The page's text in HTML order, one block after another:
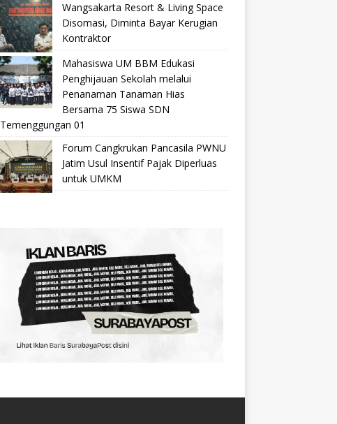
Wangsakarta Resort & Living Space
Disomasi, Diminta Bayar Kerugian
Kontraktor
Mahasiswa UM BBM Edukasi
Penghijauan Sekolah melalui
Penanaman Tanaman Hias
Bersama 75 Siswa SDN
Temenggungan 01
Forum Cangkrukan Pancasila PWNU
Jatim Usul Insentif Pajak Diperluas
untuk UMKM